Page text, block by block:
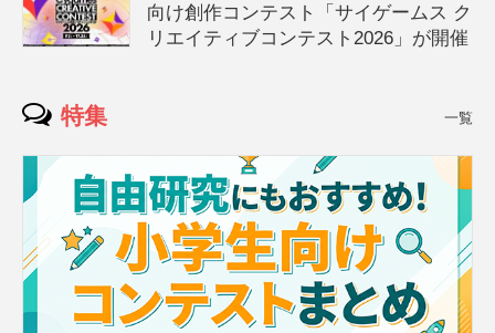
向け創作コンテスト「サイゲームス ク
リエイティブコンテスト2026」が開催
特集 一覧